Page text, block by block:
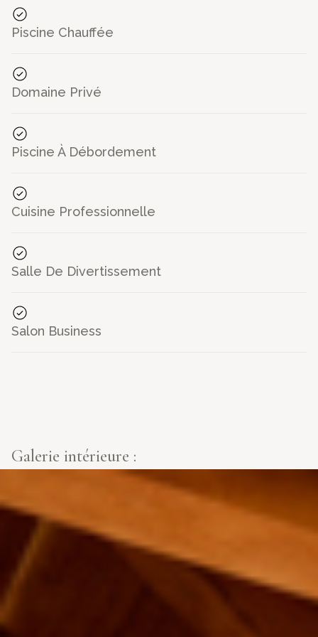
___
©Photos: Alois Maillet, Dan Glasser
See less -
Piscine Chauffée
Domaine Privé
Piscine À Débordement
Cuisine Professionnelle
Salle De Divertissement
Salon Business
Galerie intérieure :